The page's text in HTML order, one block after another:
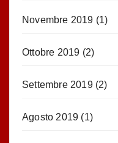
Novembre 2019 (1)
Ottobre 2019 (2)
Settembre 2019(2)
Agosto 2019 (1)